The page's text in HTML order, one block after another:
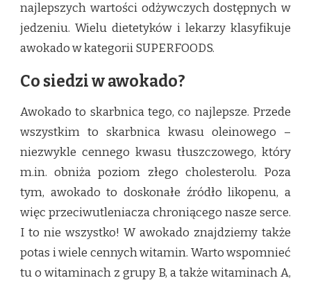
najlepszych wartości odżywczych dostępnych w
jedzeniu. Wielu dietetyków i lekarzy klasyfikuje
awokado w kategorii SUPERFOODS.
Co siedzi w awokado?
Awokado to skarbnica tego, co najlepsze. Przede
wszystkim to skarbnica kwasu oleinowego –
niezwykle cennego kwasu tłuszczowego, który
m.in. obniża poziom złego cholesterolu. Poza
tym, awokado to doskonałe źródło likopenu, a
więc przeciwutleniacza chroniącego nasze serce.
I to nie wszystko! W awokado znajdziemy także
potas i wiele cennych witamin. Warto wspomnieć
tu o witaminach z grupy B, a także witaminach A,